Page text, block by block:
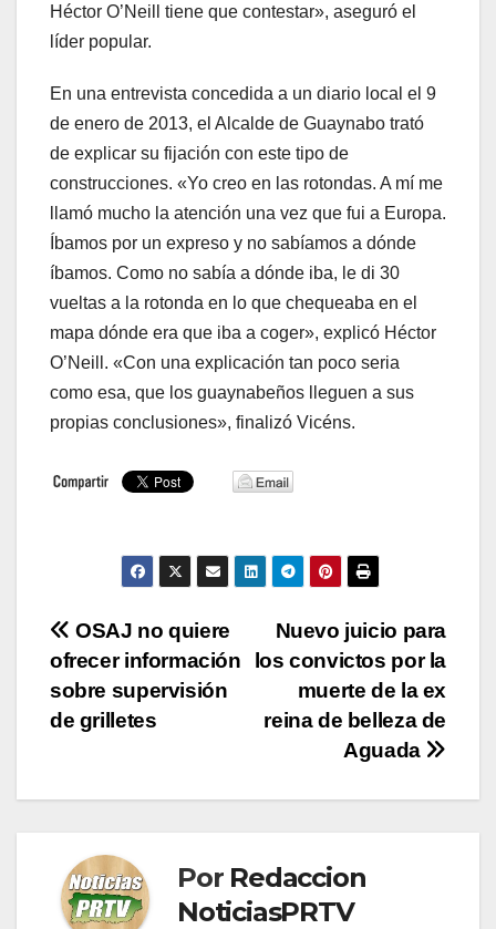
Héctor O’Neill tiene que contestar», aseguró el
líder popular.
En una entrevista concedida a un diario local el 9
de enero de 2013, el Alcalde de Guaynabo trató
de explicar su fijación con este tipo de
construcciones. «Yo creo en las rotondas. A mí me
llamó mucho la atención una vez que fui a Europa.
Íbamos por un expreso y no sabíamos a dónde
íbamos. Como no sabía a dónde iba, le di 30
vueltas a la rotonda en lo que chequeaba en el
mapa dónde era que iba a coger», explicó Héctor
O’Neill. «Con una explicación tan poco seria
como esa, que los guaynabeños lleguen a sus
propias conclusiones», finalizó Vicéns.
Navegación
de
entradas
Nuevo juicio para
los convictos por la
muerte de la ex
reina de belleza de
Aguada
OSAJ no quiere
ofrecer información
sobre supervisión
de grilletes
Por Redaccion
NoticiasPRTV